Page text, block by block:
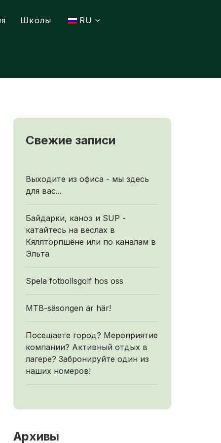
Школы RU
Свежие записи
Выходите из офиса - мы здесь
для вас...
Байдарки, каноэ и SUP -
катайтесь на веслах в
Кяллторпшёне или по каналам в
Эльта
Spela fotbollsgolf hos oss
MTB-säsongen är här!
Посещаете город? Мероприятие
компании? Активный отдых в
лагере? Забронируйте один из
наших номеров!
Архивы